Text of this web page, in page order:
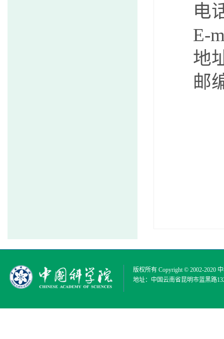
电
E-
地
邮
版权所有 Copyright © 2002-2020
地址：中国云南省昆明市蓝黑路